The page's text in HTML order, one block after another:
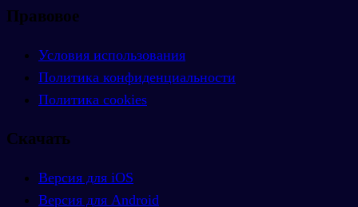
Правовое
Условия использования
Политика конфиденциальности
Политика cookies
Скачать
Версия для iOS
Версия для Android